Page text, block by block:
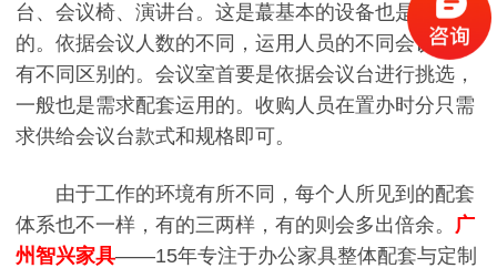
台、会议椅、演讲台。这是蕞基本的设备也是根底
的。依据会议人数的不同，运用人员的不同会议台是
有不同区别的。会议室首要是依据会议台进行挑选，
一般也是需求配套运用的。收购人员在置办时分只需
求供给会议台款式和规格即可。
由于工作的环境有所不同，每个人所见到的配套
体系也不一样，有的三两样，有的则会多出倍余。 广
州智兴家具——15年专注于办公家具整体配套与定制